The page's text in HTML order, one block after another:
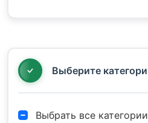
Выберите
Выбрать все категории